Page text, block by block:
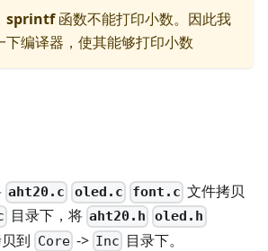
sprintf函数不能打印小数。因此我
下编译器，使其能够打印小数
aht20.c oled.c font.c 文件拷贝
目录下，将 aht20.h
oled.h
贝到 Core-> Inc 目录下。